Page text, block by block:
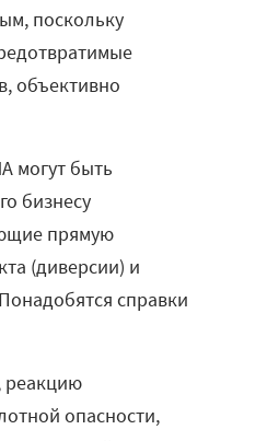
поскольку
объективно
могут быть
бизнесу
прямую
(диверсии) и
справки
реакцию
опасности,